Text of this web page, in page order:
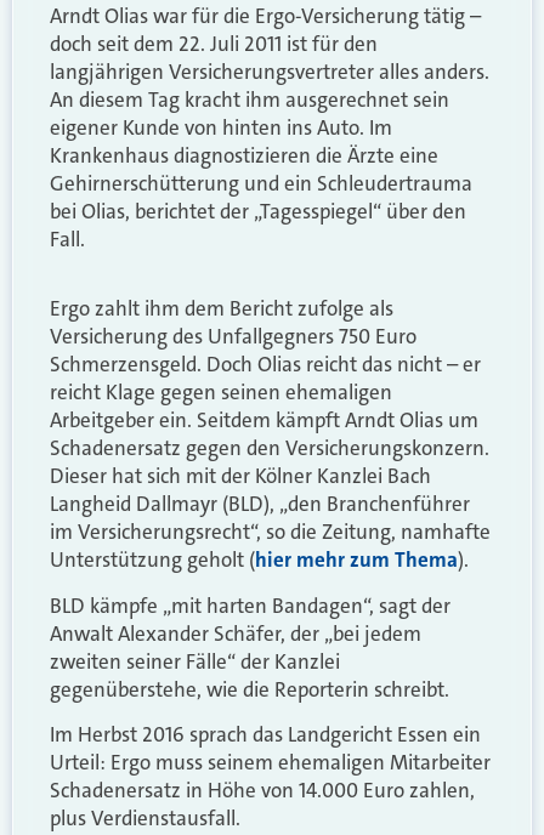
Arndt Olias war für die Ergo-Versicherung tätig –
doch seit dem 22. Juli 2011 ist für den
langjährigen Versicherungsvertreter alles anders.
An diesem Tag kracht ihm ausgerechnet sein
eigener Kunde von hinten ins Auto. Im
Krankenhaus diagnostizieren die Ärzte eine
Gehirnerschütterung und ein Schleudertrauma
bei Olias, berichtet der „Tagesspiegel“ über den
Fall.
Ergo zahlt ihm dem Bericht zufolge als
Versicherung des Unfallgegners 750 Euro
Schmerzensgeld. Doch Olias reicht das nicht – er
reicht Klage gegen seinen ehemaligen
Arbeitgeber ein. Seitdem kämpft Arndt Olias um
Schadenersatz gegen den Versicherungskonzern.
Dieser hat sich mit der Kölner Kanzlei Bach
Langheid Dallmayr (BLD), „den Branchenführer
im Versicherungsrecht“, so die Zeitung, namhafte
Unterstützung geholt (hier mehr zum Thema).
BLD kämpfe „mit harten Bandagen“, sagt der
Anwalt Alexander Schäfer, der „bei jedem
zweiten seiner Fälle“ der Kanzlei
gegenüberstehe, wie die Reporterin schreibt.
Im Herbst 2016 sprach das Landgericht Essen ein
Urteil: Ergo muss seinem ehemaligen Mitarbeiter
Schadenersatz in Höhe von 14.000 Euro zahlen,
plus Verdienstausfall.